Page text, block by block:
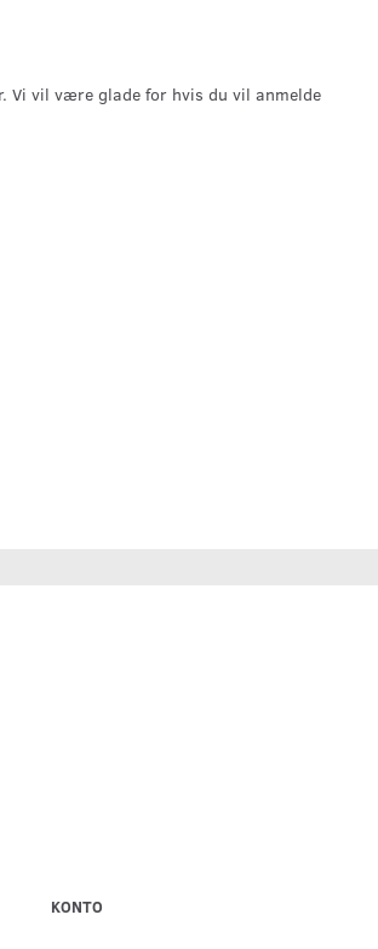
Vi vil være glade for hvis du vil anmelde
KONTO